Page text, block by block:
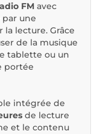
FM avec
une
lecture. Grâce
de la musique
tablette ou un
portée
intégrée de
de lecture
et le contenu